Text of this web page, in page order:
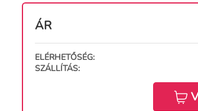
ÁR
ELÉRHETŐSÉG:
SZÁLLÍTÁS: